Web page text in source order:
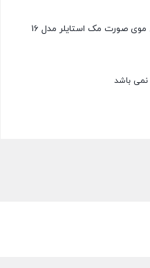
صورت مک استایلر مدل 8816
نمی باشد